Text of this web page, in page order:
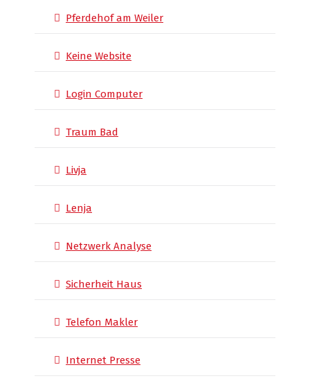
Pferdehof am Weiler
Keine Website
Login Computer
Traum Bad
Livja
Lenja
Netzwerk Analyse
Sicherheit Haus
Telefon Makler
Internet Presse